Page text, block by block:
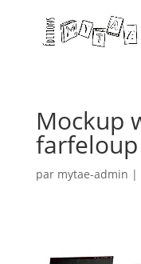
Mockup
farfeloup
par mytae-admin |